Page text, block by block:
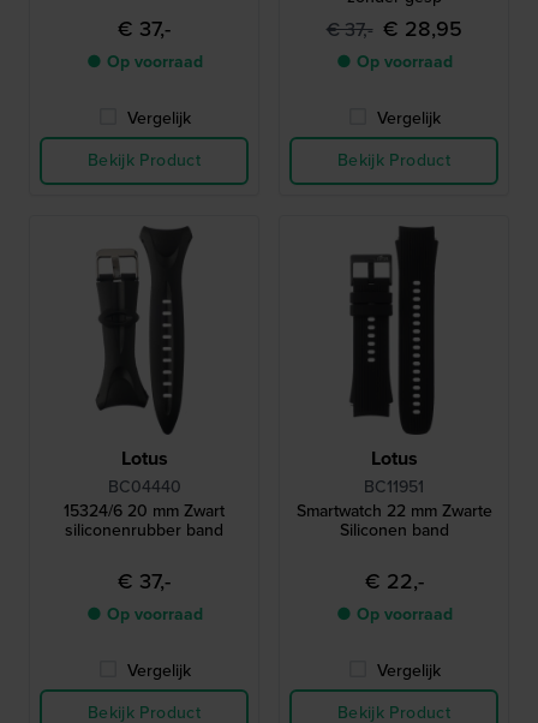
€ 37,-
● Op voorraad
Vergelijk
Bekijk Product
€ 37,- € 28,95
● Op voorraad
Vergelijk
Bekijk Product
Lotus
BC04440
15324/6 20 mm Zwart
siliconenrubber band
€ 37,-
● Op voorraad
Vergelijk
Bekijk Product
Lotus
BC11951
Smartwatch 22 mm Zwarte
Siliconen band
€ 22,-
● Op voorraad
Vergelijk
Bekijk Product